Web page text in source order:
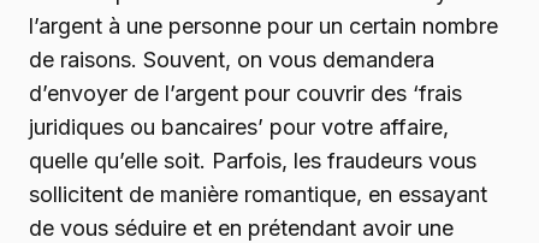
l’argent à une personne pour un certain nombre
de raisons. Souvent, on vous demandera
d’envoyer de l’argent pour couvrir des ‘frais
juridiques ou bancaires’ pour votre affaire,
quelle qu’elle soit. Parfois, les fraudeurs vous
sollicitent de manière romantique, en essayant
de vous séduire et en prétendant avoir une